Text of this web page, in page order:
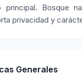
principal. Bosque
privacidad y
Generales